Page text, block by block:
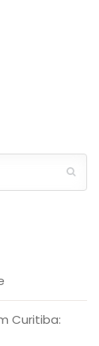
Curitiba: